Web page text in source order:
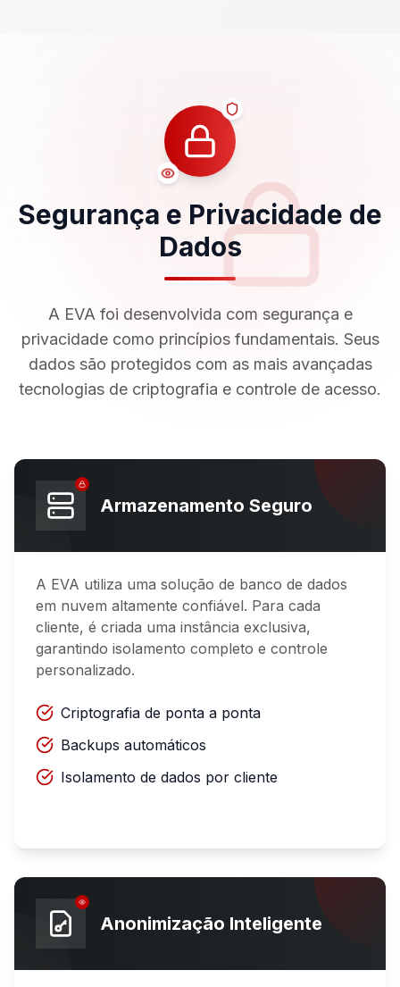
Segurança e Privacidade de
Dados
A EVA foi desenvolvida com segurança e
privacidade como princípios fundamentais. Seus
dados são protegidos com as mais avançadas
tecnologias de criptografia e controle de acesso.
Armazenamento Seguro
A EVA utiliza uma solução de banco de dados
em nuvem altamente confiável. Para cada
cliente, é criada uma instância exclusiva,
garantindo isolamento completo e controle
personalizado.
Criptografia de ponta a ponta
Backups automáticos
Isolamento de dados por cliente
Anonimização Inteligente